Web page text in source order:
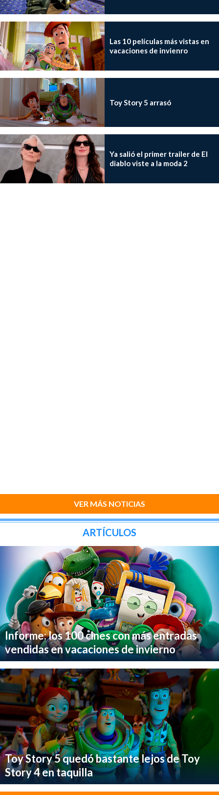
Las 10 películas más vistas en
vacaciones de invienro
Toy Story 5 arrasó
Ya salió el primer trailer de El
diablo viste a la moda 2
VER MÁS NOTICIAS
ARTÍCULOS
Informe: los 100 cines con más entradas
vendidas en vacaciones de invierno
Toy Story 5 quedó bastante lejos de Toy
Story 4 en taquilla